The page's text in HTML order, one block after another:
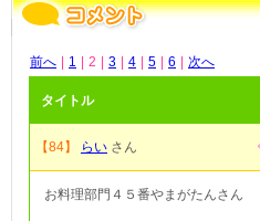
前へ 1 2 3 4 5 6 次へ
タイトル
【84】 らい さん
お料理部門４５番やまがたんさん